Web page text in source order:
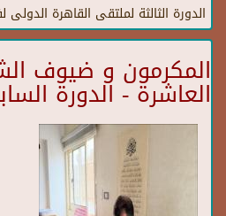
الدورة الثالثة لملتقى القاهرة
المكرمون و ضيوف
العاشرة - الدورة